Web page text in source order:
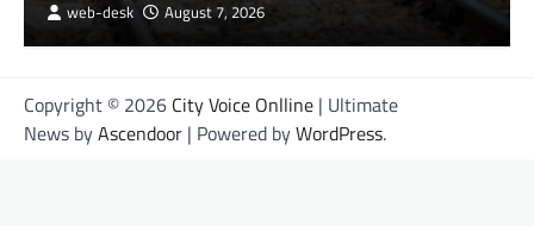
web-desk August 7, 2026
Copyright © 2026 City Voice Onlline | Ultimate
News byAscendoor | Powered byWordPress.